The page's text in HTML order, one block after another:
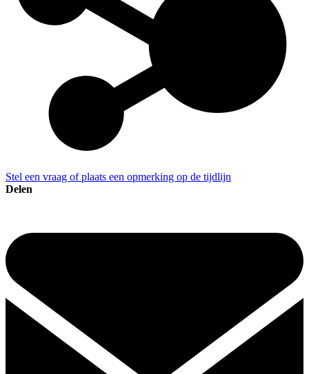
Stel een vraag of plaats een opmerking op de tijdlijn
Delen